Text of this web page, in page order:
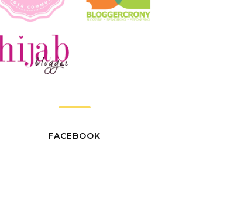
FACEBOOK